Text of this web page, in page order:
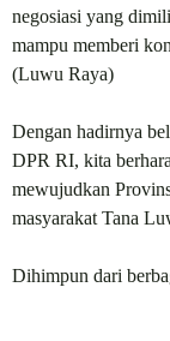
negosiasi yang
mampu memberi
(Luwu Raya)
Dengan hadirnya
DPR RI, kita
mewujudkan P
masyarakat Tana L
Dihimpun dari